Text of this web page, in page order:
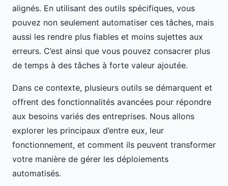
alignés. En utilisant des outils spécifiques, vous
pouvez non seulement automatiser ces tâches, mais
aussi les rendre plus fiables et moins sujettes aux
erreurs. C’est ainsi que vous pouvez consacrer plus
de temps à des tâches à forte valeur ajoutée.
Dans ce contexte, plusieurs outils se démarquent et
offrent des fonctionnalités avancées pour répondre
aux besoins variés des entreprises. Nous allons
explorer les principaux d’entre eux, leur
fonctionnement, et comment ils peuvent transformer
votre manière de gérer les déploiements
automatisés.